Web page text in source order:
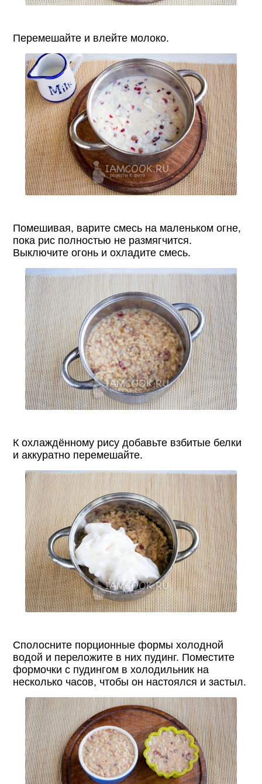
Перемешайте и влейте молоко.
Помешивая, варите смесь на маленьком огне,
пока рис полностью не размягчится.
Выключите огонь и охладите смесь.
К охлаждённому рису добавьте взбитые белки
и аккуратно перемешайте.
Сполосните порционные формы холодной
водой и переложите в них пудинг. Поместите
формочки с пудингом в холодильник на
несколько часов, чтобы он настоялся и застыл.